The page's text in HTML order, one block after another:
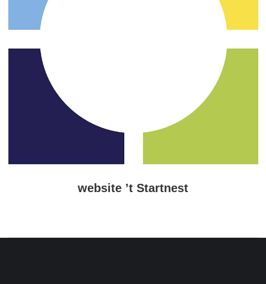
website ’t Startnest